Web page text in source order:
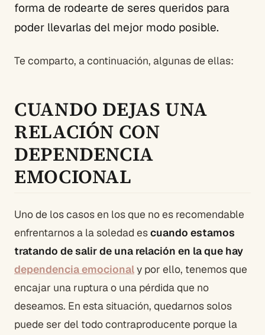
forma de rodearte de seres queridos para
poder llevarlas del mejor modo posible.
Te comparto, a continuación, algunas de ellas:
CUANDO DEJAS UNA
RELACIÓN CON
DEPENDENCIA
EMOCIONAL
Uno de los casos en los que no es recomendable
enfrentarnos a la soledad escuando estamos
tratando de salir de una relación en la que hay
dependencia emocionaly por ello, tenemos que
encajar una ruptura o una pérdida que no
deseamos. En esta situación, quedarnos solos
puede ser del todo contraproducente porque la